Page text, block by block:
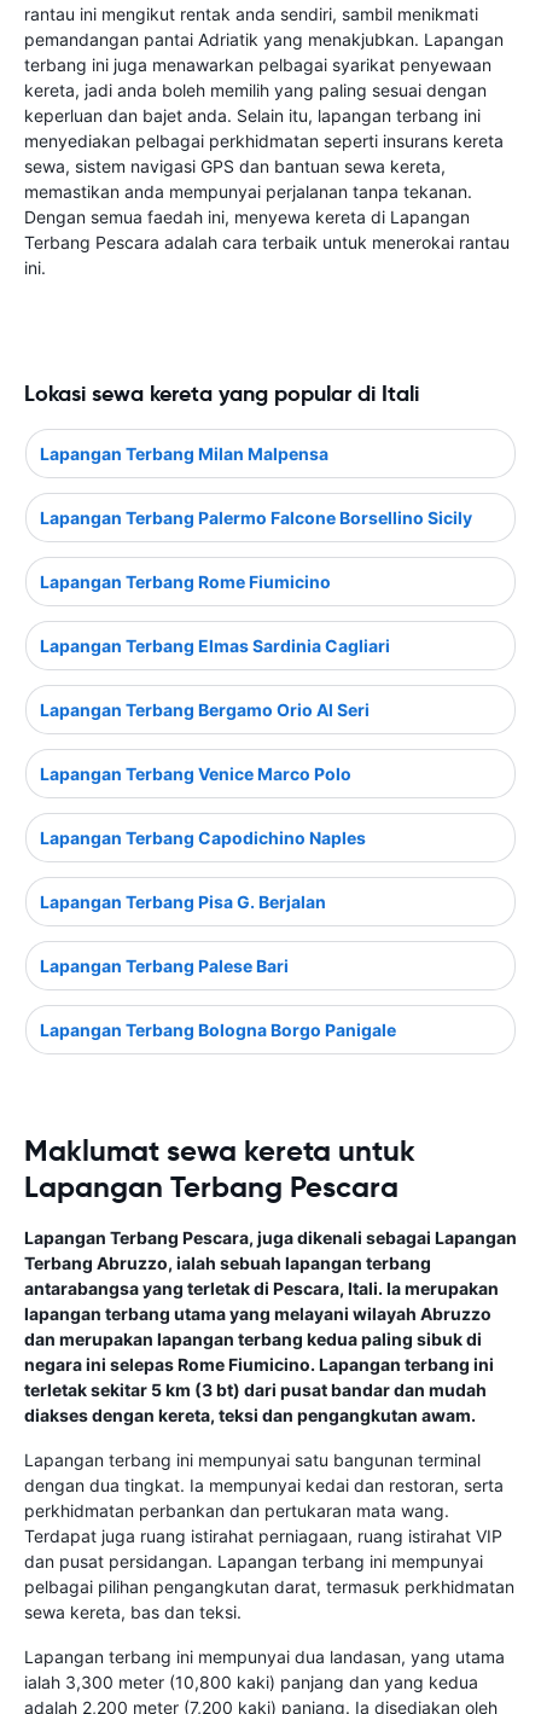
rantau ini mengikut rentak anda sendiri, sambil menikmati
pemandangan pantai Adriatik yang menakjubkan. Lapangan
terbang ini juga menawarkan pelbagai syarikat penyewaan
kereta, jadi anda boleh memilih yang paling sesuai dengan
keperluan dan bajet anda. Selain itu, lapangan terbang ini
menyediakan pelbagai perkhidmatan seperti insurans kereta
sewa, sistem navigasi GPS dan bantuan sewa kereta,
memastikan anda mempunyai perjalanan tanpa tekanan.
Dengan semua faedah ini, menyewa kereta di Lapangan
Terbang Pescara adalah cara terbaik untuk menerokai rantau
ini.
Lokasi sewa kereta yang popular di Itali
Lapangan Terbang Milan Malpensa
Lapangan Terbang Palermo Falcone Borsellino Sicily
Lapangan Terbang Rome Fiumicino
Lapangan Terbang Elmas Sardinia Cagliari
Lapangan Terbang Bergamo Orio Al Seri
Lapangan Terbang Venice Marco Polo
Lapangan Terbang Capodichino Naples
Lapangan Terbang Pisa G. Berjalan
Lapangan Terbang Palese Bari
Lapangan Terbang Bologna Borgo Panigale
Maklumat sewa kereta untuk
Lapangan Terbang Pescara
Lapangan Terbang Pescara, juga dikenali sebagai Lapangan
Terbang Abruzzo, ialah sebuah lapangan terbang
antarabangsa yang terletak di Pescara, Itali. Ia merupakan
lapangan terbang utama yang melayani wilayah Abruzzo
dan merupakan lapangan terbang kedua paling sibuk di
negara ini selepas Rome Fiumicino. Lapangan terbang ini
terletak sekitar 5 km (3 bt) dari pusat bandar dan mudah
diakses dengan kereta, teksi dan pengangkutan awam.
Lapangan terbang ini mempunyai satu bangunan terminal
dengan dua tingkat. Ia mempunyai kedai dan restoran, serta
perkhidmatan perbankan dan pertukaran mata wang.
Terdapat juga ruang istirahat perniagaan, ruang istirahat VIP
dan pusat persidangan. Lapangan terbang ini mempunyai
pelbagai pilihan pengangkutan darat, termasuk perkhidmatan
sewa kereta, bas dan teksi.
Lapangan terbang ini mempunyai dua landasan, yang utama
ialah 3,300 meter (10,800 kaki) panjang dan yang kedua
adalah 2,200 meter (7,200 kaki) panjang. Ia disediakan oleh